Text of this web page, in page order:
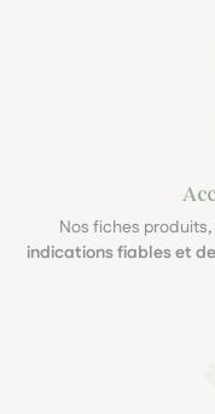
Nos fiches
indications fiables et